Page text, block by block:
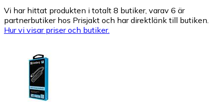
Vi har hittat produkten i totalt 8 butiker, varav 6 är
partnerbutiker hos Prisjakt och har direktlänk till butiken.
Hur vi visar priser och butiker.